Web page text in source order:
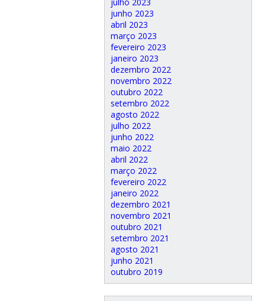
junho 2023
abril 2023
março 2023
fevereiro 2023
janeiro 2023
dezembro 2022
novembro 2022
outubro 2022
setembro 2022
agosto 2022
julho 2022
junho 2022
maio 2022
abril 2022
março 2022
fevereiro 2022
janeiro 2022
dezembro 2021
novembro 2021
outubro 2021
setembro 2021
agosto 2021
junho 2021
outubro 2019